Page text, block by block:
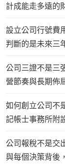
計成能走多遠的
設立公司行號費
判斷的是未來三
公司三證不是三
營節奏與長期佈
如何創立公司不
記帳士事務所附
公司報稅不是交
與每個決策背後